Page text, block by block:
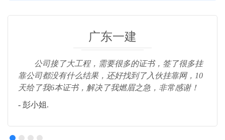
广东一建
公司接了大工程，需要很多的证书，签了很多挂
靠公司都没有什么结果，还好找到了入伙挂靠网，10
天给了我6本证书，解决了我燃眉之急，非常感谢！
- 彭小姐.